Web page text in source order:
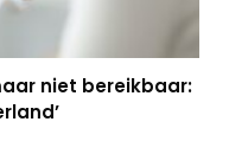
niet bereikbaar: